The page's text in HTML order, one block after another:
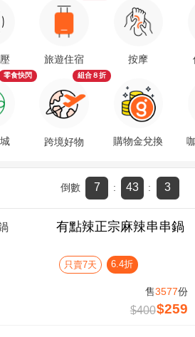
零食快閃
旅遊住宿
跨境好物
組合８折
按摩
購物金兌換
倒數 7 : 43 : 3
有點辣正宗麻辣串串鍋
只賣7天 6.4折
售3577份
$400$259